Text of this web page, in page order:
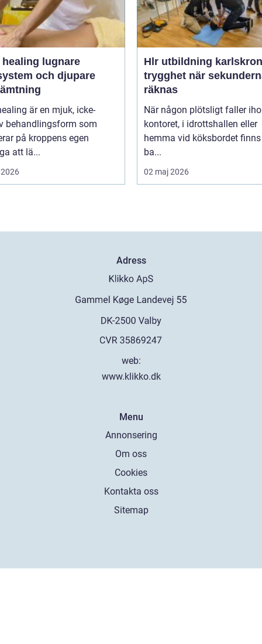
lugnare
och djupare
är en mjuk, icke-
behandlingsform som
på kroppens egen
att lä...
Hlr utbildning
trygghet när
räknas
När någon plötsligt faller
kontoret, i idrottshallen eller
hemma vid köksbordet
ba...
02 maj 2026
Adress
web:
www.klikko.dk
Menu
Annonsering
Om oss
Cookies
Kontakta oss
Sitemap